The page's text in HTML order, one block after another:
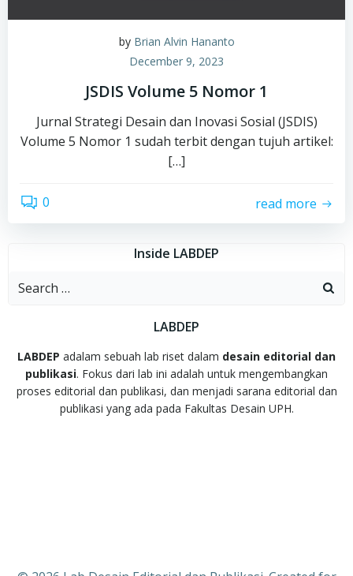
by Brian Alvin Hananto
December 9, 2023
JSDIS Volume 5 Nomor 1
Jurnal Strategi Desain dan Inovasi Sosial (JSDIS)
Volume 5 Nomor 1 sudah terbit dengan tujuh artikel:
[…]
0 read more
Inside LABDEP
Search
LABDEP
LABDEP adalam sebuah lab riset dalam desain editorial dan
publikasi. Fokus dari lab ini adalah untuk mengembangkan
proses editorial dan publikasi, dan menjadi sarana editorial dan
publikasi yang ada pada Fakultas Desain UPH.